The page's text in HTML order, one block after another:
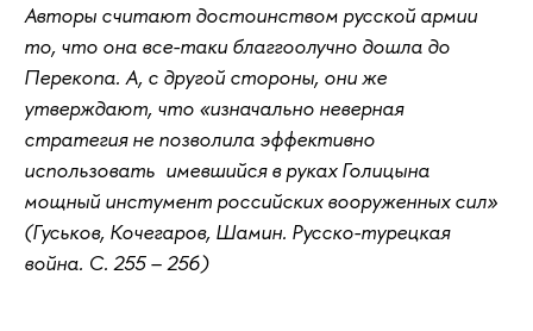
Авторы считают достоинством русской армии
то, что она все-таки благгоолучно дошла до
Перекопа. А, с другой стороны, они же
утверждают, что «изначально неверная
стратегия не позволила эффективно
использовать имевшийся в руках Голицына
мощный инстумент российских вооруженных сил»
(Гуськов, Кочегаров, Шамин. Русско-турецкая
война. С. 255 – 256)